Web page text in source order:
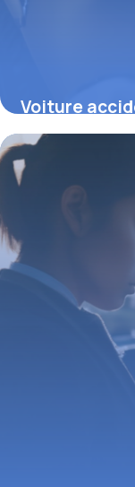
Voiture
comment
juridiques
23 février 2026